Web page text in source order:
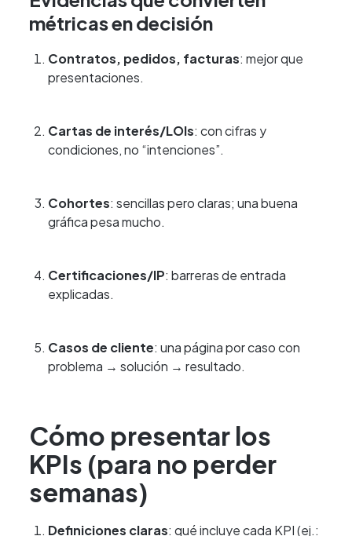
métricas en decisión
Contratos, pedidos, facturas: mejor que
presentaciones.
Cartas de interés/LOIs: con cifras y
condiciones, no “intenciones”.
Cohortes: sencillas pero claras; una buena
gráfica pesa mucho.
Certificaciones/IP: barreras de entrada
explicadas.
Casos de cliente: una página por caso con
problema → solución → resultado.
Cómo presentar los
KPIs (para no perder
semanas)
Definiciones claras: qué incluye cada KPI (ej.: